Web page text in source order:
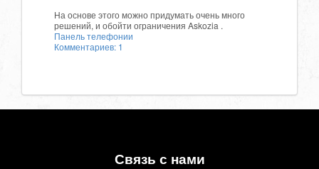
На основе этого можно придумать очень много
решений, и обойти ограничения Askozia .
Панель телефонии
Комментариев: 1
Связь с нами